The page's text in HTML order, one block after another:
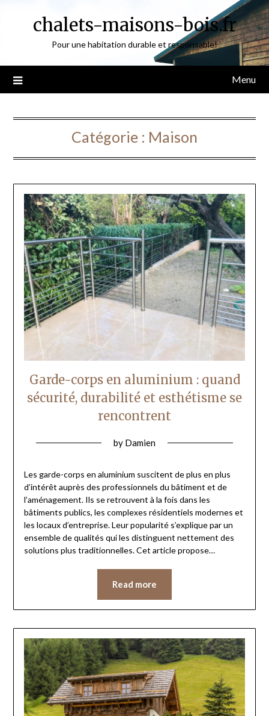
chalets-maisons-bois.fr
Pour une habitation durable et responsable!
Menu
Catégorie : Maison
Garde-corps en aluminium : quand
sécurité, durabilité et esthétisme se
rencontrent
by Damien
Les garde-corps en aluminium suscitent de plus en plus
d’intérêt auprès des professionnels du bâtiment et de
l’aménagement. Ils se retrouvent à la fois dans les
bâtiments publics, les complexes résidentiels modernes et
les locaux d’entreprise. Leur popularité s’explique par un
ensemble de qualités qui les distinguent nettement des
solutions plus traditionnelles. Cet article propose…
Read more